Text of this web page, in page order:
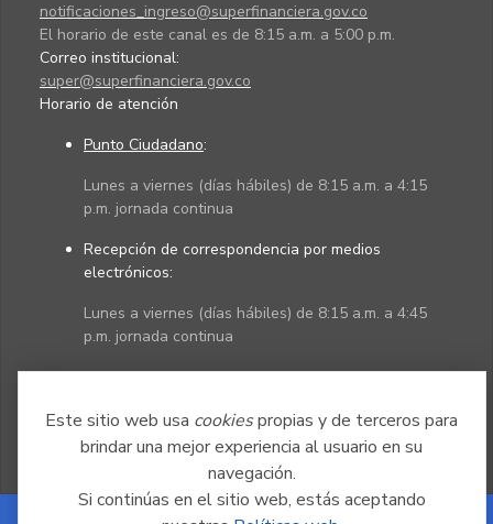
Este sitio web usa cookiespropias y de terceros para
brindar una mejor experiencia al usuario en su
navegación.
Si continúas en el sitio web, estás aceptando
notificaciones_ingreso@superfinanciera.gov.co
El horario de este canal es de 8:15 a.m. a 5:00 p.m.
Correo institucional:
super@superfinanciera.gov.co
Horario de atención
Punto Ciudadano:
Lunes a viernes (días hábiles) de 8:15 a.m. a 4:15
p.m. jornada continua
Recepción de correspondencia por medios
electrónicos:
Lunes a viernes (días hábiles) de 8:15 a.m. a 4:45
p.m. jornada continua